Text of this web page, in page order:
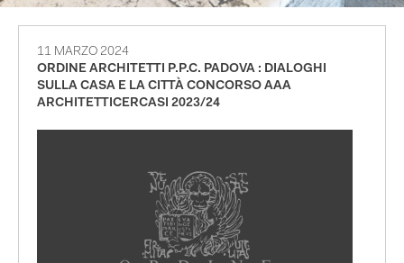
11 MARZO 2024
ORDINE ARCHITETTI P.P.C. PADOVA : DIALOGHI
SULLA CASA E LA CITTÀ CONCORSO AAA
ARCHITETTICERCASI 2023/24